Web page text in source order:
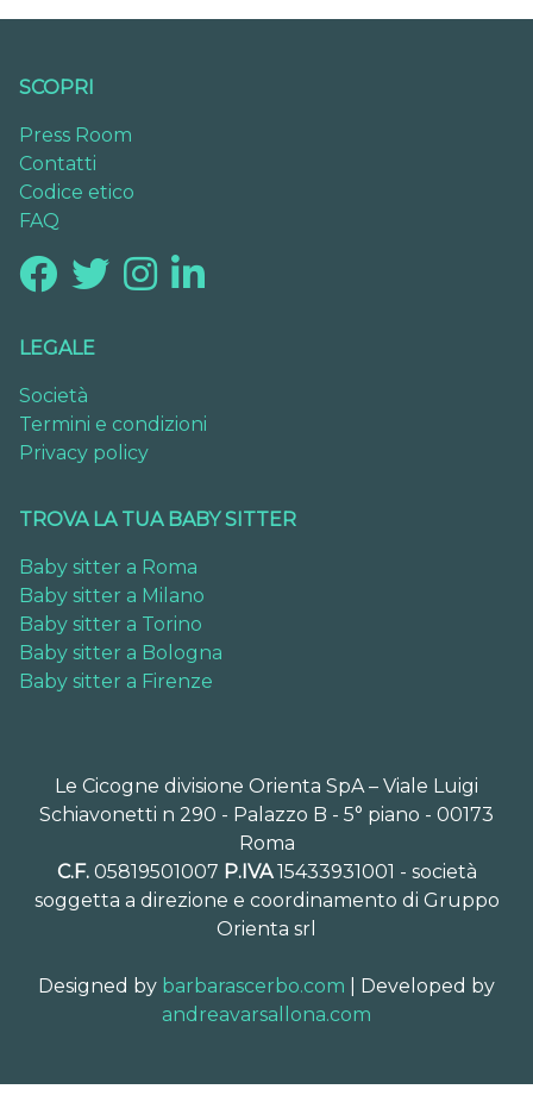
SCOPRI
Press Room
Contatti
Codice etico
FAQ
LEGALE
Società
Termini e condizioni
Privacy policy
TROVA LA TUA BABY SITTER
Baby sitter a Roma
Baby sitter a Milano
Baby sitter a Torino
Baby sitter a Bologna
Baby sitter a Firenze
Le Cicogne divisione Orienta SpA – Viale Luigi
Schiavonetti n 290 - Palazzo B - 5° piano - 00173
Roma
C.F.05819501007 P.IVA15433931001 - società
soggetta a direzione e coordinamento di Gruppo
Orienta srl
Designed by barbarascerbo.com | Developed by
andreavarsallona.com